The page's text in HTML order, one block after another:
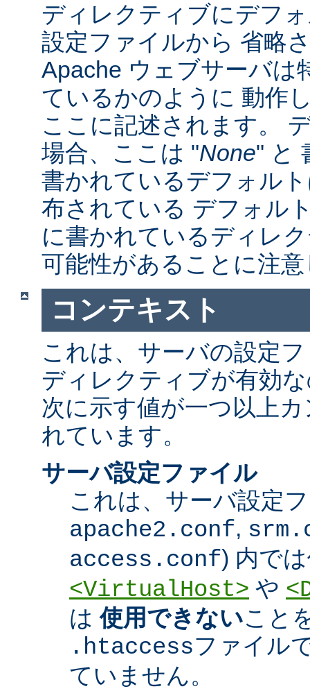
ディレクティブにデフ
設定ファイルから 省略
Apache ウェブサーバは
ているかのように 動作
ここに記述されます。
場合、ここは "None" と
書かれているデフォル
布されている デフォル
に書かれているディレ
可能性があることに注
コンテキスト
これは、サーバの設定
ディレクティブが有効
次に示す値が一つ以上
れています。
サーバ設定ファイル
これは、サーバ設定
apache2.conf,
access.conf) 内で
<VirtualHost> や
は使用できないこと
.htaccessファイル
ていません。